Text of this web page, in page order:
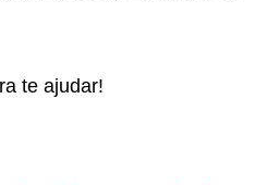
te ajudar!